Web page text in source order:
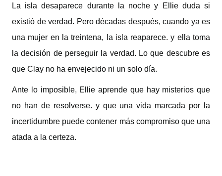
La isla desaparece durante la noche y Ellie duda si
existió de verdad. Pero décadas después, cuando ya es
una mujer en la treintena, la isla reaparece. y ella toma
la decisión de perseguir la verdad. Lo que descubre es
que Clay no ha envejecido ni un solo día.
Ante lo imposible, Ellie aprende que hay misterios que
no han de resolverse. y que una vida marcada por la
incertidumbre puede contener más compromiso que una
atada a la certeza.